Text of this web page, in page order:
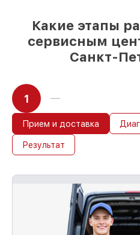
Какие этапы
сервисным
Санкт-
1
Прием и доставка
Результат